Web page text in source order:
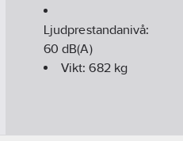
Ljudprestandanivå:
60 dB(A)
Vikt:682kg